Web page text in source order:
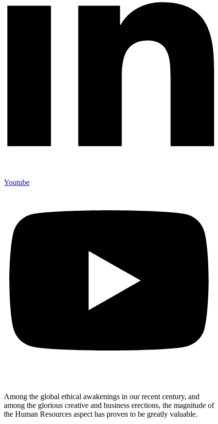
Youtube
Among the global ethical awakenings in our recent century, and
among the glorious creative and business erections, the magnitude of
the Human Resources aspect has proven to be greatly valuable.